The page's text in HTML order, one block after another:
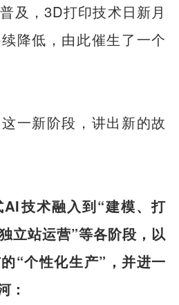
及，3D打印技术日新月
降低，由此催生了一个
一新阶段，讲出新的故
AI技术融入到“建模、打
立站运营”等各阶段，以
“个性化生产”，并进一
：